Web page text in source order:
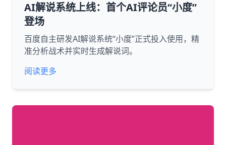
AI解说系统上线：首个AI评论员“小度”
登场
百度自主研发AI解说系统“小度”正式投入使用，精
准分析战术并实时生成解说词。
阅读更多